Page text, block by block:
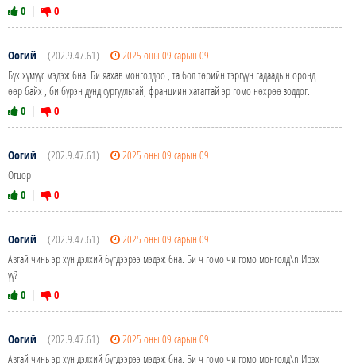
0 | 0
Оогий (202.9.47.61)
2025 оны 09 сарын 09
Бүх хүмүүс мэдэж бна. Би яахав монголдоо , та бол төрийн тэргүүн гадаадын оронд
өөр байх , би бүрэн дунд сургуультай, франциин хатагтай эр гомо нөхрөө зоддог.
0 | 0
Оогий (202.9.47.61)
2025 оны 09 сарын 09
Огцор
0 | 0
Оогий (202.9.47.61)
2025 оны 09 сарын 09
Авгай чинь эр хүн дэлхий бүгдээрээ мэдэж бна. Би ч гомо чи гомо монголд\n Ирэх
үү?
0 | 0
Оогий (202.9.47.61)
2025 оны 09 сарын 09
Авгай чинь эр хүн дэлхий бүгдээрээ мэдэж бна. Би ч гомо чи гомо монголд\n Ирэх